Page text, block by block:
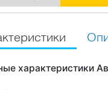
характеристики